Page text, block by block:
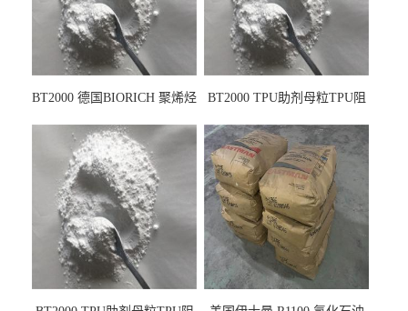
BT2000 德国BIORICH 聚烯烃
墨阻燃剂 TPU抗黄变剂 抗黄
变耐黄剂
BT2000 TPU助剂母粒TPU阻
剂雾面滑剂防粘剂 TPU抗黄
变剂 抗黄变耐黄剂